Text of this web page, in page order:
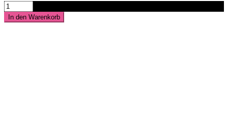
2018
BLANC
DE
In den Warenkorb